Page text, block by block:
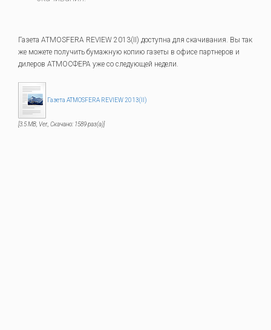
Газета ATMOSFERA REVIEW 2013(II) доступна для скачивания. Вы так
же можете получить бумажную копию газеты в офисе партнеров и
дилеров АТМОСФЕРА уже со следующей недели.
Газета ATMOSFERA REVIEW 2013(II)
[3.5 MB, Ver., Скачано: 1589 раз(а)]